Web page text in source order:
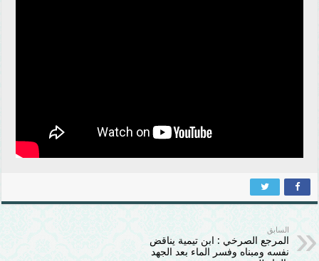
السابق
المرجع الصرخي : ابن تيمية يناقض
نفسه ومبناه وفسر الماء بعد الجهد